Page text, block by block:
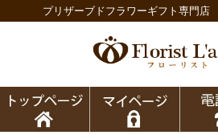
プリザーブドフラワーギフト専門